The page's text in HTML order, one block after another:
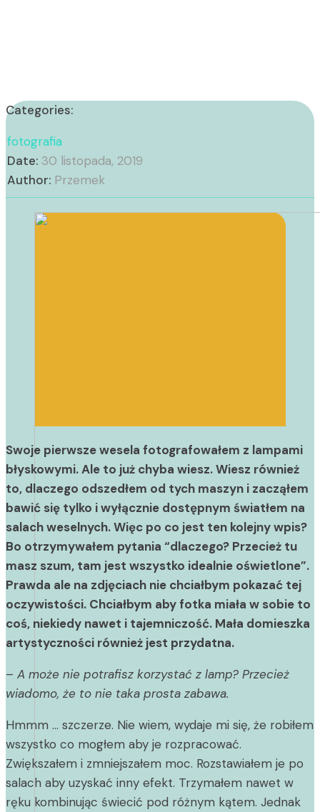
Categories:
fotografia
Date: 30 listopada, 2019
Author: Przemek
Swoje pierwsze wesela fotografowałem z lampami
błyskowymi. Ale to już chyba wiesz. Wiesz również
to, dlaczego odszedłem od tych maszyn i zacząłem
bawić się tylko i wyłącznie dostępnym światłem na
salach weselnych. Więc po co jest ten kolejny wpis?
Bo otrzymywałem pytania “dlaczego? Przecież tu
masz szum, tam jest wszystko idealnie oświetlone”.
Prawda ale na zdjęciach nie chciałbym pokazać tej
oczywistości. Chciałbym aby fotka miała w sobie to
coś, niekiedy nawet i tajemniczość. Mała domieszka
artystyczności również jest przydatna.
– A może nie potrafisz korzystać z lamp? Przecież
wiadomo, że to nie taka prosta zabawa.
Hmmm … szczerze. Nie wiem, wydaje mi się, że robiłem
wszystko co mogłem aby je rozpracować.
Zwiększałem i zmniejszałem moc. Rozstawiałem je po
salach aby uzyskać inny efekt. Trzymałem nawet w
ręku kombinując świecić pod różnym kątem. Jednak